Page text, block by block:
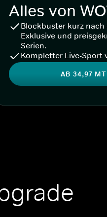
Alles von
Blockbuster kurz nach
Exklusive und
Serien.
Kompletter Live-Sport
AB 34,97